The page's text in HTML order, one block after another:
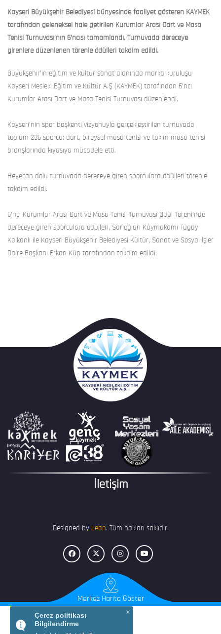
Kayseri Büyükşehir Belediyesi bünyesinde faaliyet gösteren KAYMEK
tarafından geleneksel hale getirilen Kurumlar Arası Dart ve Masa
Tenisi Turnuvası’nın 6’ncısı tamamlandı. Turnuvada dereceye
girenlere düzenlenen törenle ödülleri takdim edildi.
Büyükşehir’in eğitim ve kültür sanat alanında marka kuruluşu
Kayseri Mesleki Eğitim ve Kültür A.Ş (KAYMEK) tarafından 6’ncı
Kurumlar Arası Dart ve Masa Tenisi Turnuvası düzenlendi.
Kayseri’nin spor başkenti vizyonuyla gerçekleştirilen turnuvada
toplam 236 sporcu; dart, bireysel masa tenisi ve takım masa tenisi
branşlarında kıyasıya mücadele etti.
Heyecan dolu turnuvada dereceye giren sporculara ödülleri törenle
takdim edildi.
6’ncı Kurumlar Arası Dart ve Masa Tenisi Turnuvası Ödül Töreni’nde
dereceye giren sporculara ödülleri, Sarıoğlan Kaymakamı Tugay
Kalkanlı ile Kayseri Büyükşehir Belediyesi Kültür, Sanat ve Sosyal İşler
Daire Başkanı Erkan Küp tarafından takdim edildi.
İletişim
Designed by Lean. Tüm hakları saklıdır.
Merkez Harita Göster
×
Çerez politikası
Bilgilendirme